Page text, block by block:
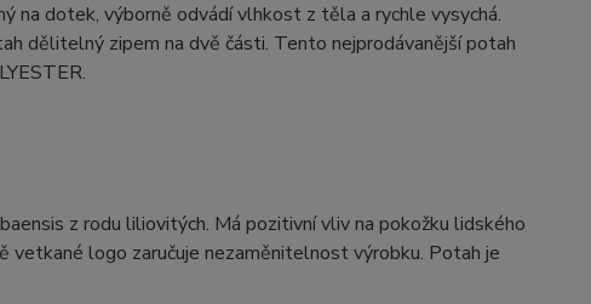
na dotek, výborně odvádí vlhkost z těla a rychle vysychá.
dělitelný zipem na dvě části. Tento nejprodávanější potah
z rodu liliovitých. Má pozitivní vliv na pokožku lidského
logo zaručuje nezaměnitelnost výrobku. Potah je